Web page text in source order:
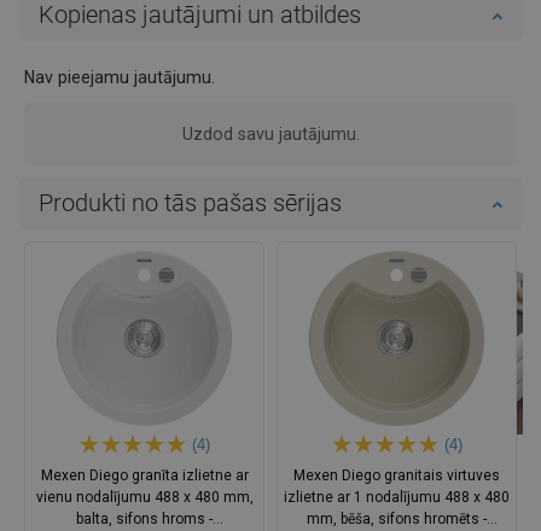
Kopienas jautājumi un atbildes
Nav pieejamu jautājumu.
Uzdod savu jautājumu.
Produkti no tās pašas sērijas
(4)
Mexen Diego granīta izlietne ar
vienu nodalījumu 488 x 480 mm,
balta, sifons hroms -
(4)
Mexen Diego granitais virtuves
izlietne ar 1 nodalījumu 488 x 480
mm, bēša, sifons hromēts -